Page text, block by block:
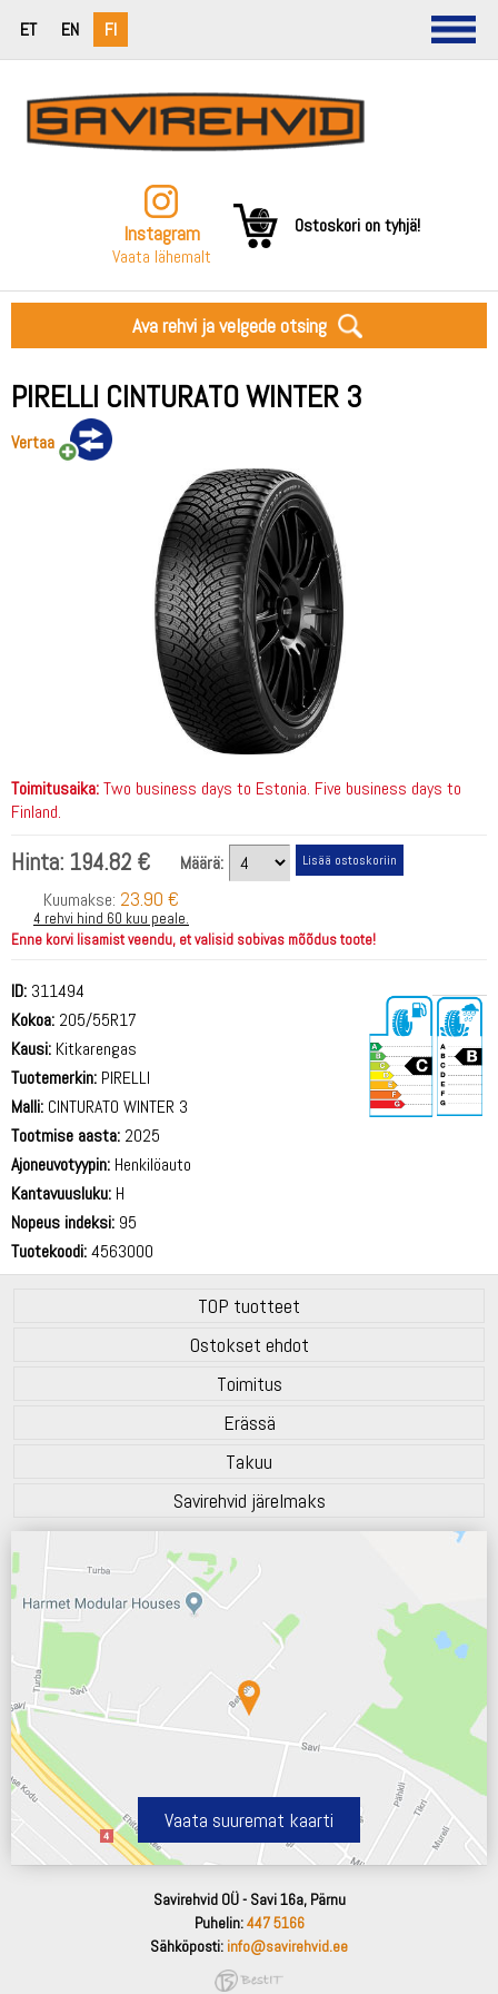
ET EN FI
Instagram
Vaata lähemalt
Ostoskori on tyhjä!
Ava rehvi ja velgede otsing
PIRELLI CINTURATO WINTER 3
Vertaa
Toimitusaika:Two business days to Estonia. Five business days to
Finland.
Hinta: 194.82 €
Määrä:
Kuumakse: 23.90 €
4 rehvi hind 60 kuu peale.
Enne korvi lisamist veendu, et valisid sobivas mõõdus toote!
ID: 311494
Kokoa: 205/55R17
Kausi: Kitkarengas
Tuotemerkin: PIRELLI
Malli: CINTURATO WINTER 3
Tootmise aasta: 2025
Ajoneuvotyypin: Henkilöauto
Kantavuusluku: H
Nopeus indeksi: 95
Tuotekoodi:4563000
TOP tuotteet
Ostokset ehdot
Toimitus
Erässä
Takuu
Savirehvid järelmaks
Vaata suuremat kaarti
Savirehvid OÜ - Savi 16a, Pärnu
Puhelin:447 5166
Sähköposti: info@savirehvid.ee